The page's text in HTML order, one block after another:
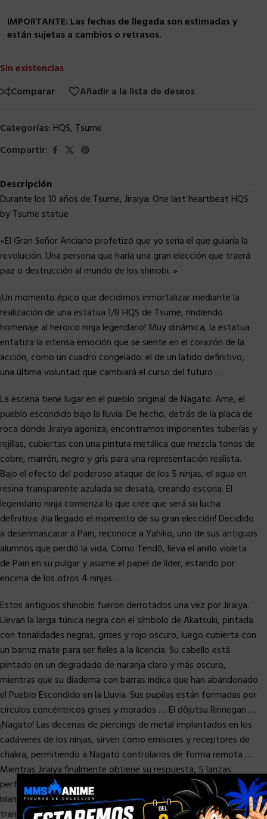
IMPORTANTE: Las fechas de llegada son estimadas y
están sujetas a cambios o retrasos.
Sin existencias
Comparar
Añadir a la lista de deseos
Categorías: HQS, Tsume
Compartir:
Descripción
Durante los 10 años de Tsume, Jiraiya: One last heartbeat HQS
by Tsume statue
«El Gran Señor Anciano profetizó que yo sería el que guiaría la
revolución. Una persona que haría una gran elección que traerá
paz o destrucción al mundo de los shinobi. »
¡Un momento épico que decidimos inmortalizar mediante la
realización de una estatua 1/8 HQS de Tsume, rindiendo
homenaje al heroico ninja legendario! Muy dinámica, la estatua
enfatiza la intensa emoción que se siente en el corazón de la
acción, como un cuadro congelado: el de un latido definitivo,
una última voluntad que cambiará el curso del futuro …
La escena tiene lugar en el pueblo original de Nagato: Ame, el
pueblo escondido bajo la lluvia. De hecho, detrás de la placa de
roca donde Jiraiya agoniza, encontramos imponentes tuberías y
rejillas, cubiertas con una pintura metálica que mezcla tonos de
cobre, marrón, negro y gris para una representación realista.
Bajo el efecto del poderoso ataque de los 5 ninjas, el agua en
resina transparente azulada se desata, creando escoria. El
legendario ninja comienza lo que cree que será su lucha
definitiva: ¡ha llegado el momento de su gran elección! Decidido
a desenmascarar a Pain, reconoce a Yahiko, uno de sus antiguos
alumnos que perdió la vida. Como Tendô, lleva el anillo violeta
de Pain en su pulgar y asume el papel de líder, estando por
encima de los otros 4 ninjas.
Estos antiguos shinobis fueron derrotados una vez por Jiraiya.
Llevan la larga túnica negra con el símbolo de Akatsuki, pintada
con tonalidades negras, grises y rojo oscuro, luego cubierta con
un barniz mate para ser fieles a la licencia. Su cabello está
pintado en un degradado de naranja claro y más oscuro,
mientras que su diadema con barras indica que han abandonado
el Pueblo Escondido en la Lluvia. Sus pupilas están formadas por
círculos concéntricos grises y morados … El dōjutsu Rinnegan …
¡Nagato! Las decenas de piercings de metal implantados en los
cadáveres de los ninjas, sirven como emisores y receptores de
chakra, permitiendo a Nagato controlarlos de forma remota …
Mientras Jiraiya finalmente obtiene su respuesta, 5 lanzas
perforan su espalda, manchando de sangre su largo cabello
blanco. . Tumbado en un charco de su propia sangre, en resina
transparente rojiza y barnizada, el ninja condenado recuerda la
×